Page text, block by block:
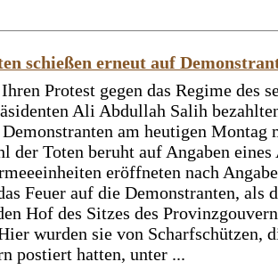
schießen erneut auf
Protest gegen das Regime des
Ali Abdullah Salih
am heutigen Montag
der Toten beruht auf Angaben eines
eröffneten nach
Feuer auf die Demonstranten, als
Hof des Sitzes des
wurden sie von Scharfschützen,
postiert hatten, unter ...